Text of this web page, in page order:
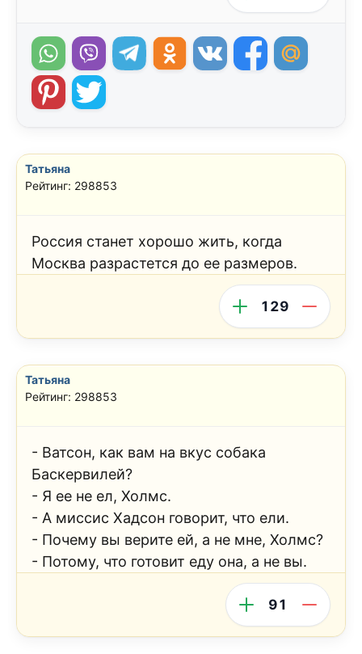
Татьяна
Рейтинг: 298853
Россия станет хорошо жить, когда
Москва разрастется до ее размеров.
129
Татьяна
Рейтинг: 298853
- Ватсон, как вам на вкус собака
Баскервилей?
- Я ее не ел, Холмс.
- А миссис Хадсон говорит, что ели.
- Почему вы верите ей, а не мне, Холмс?
- Потому, что готовит еду она, а не вы.
91